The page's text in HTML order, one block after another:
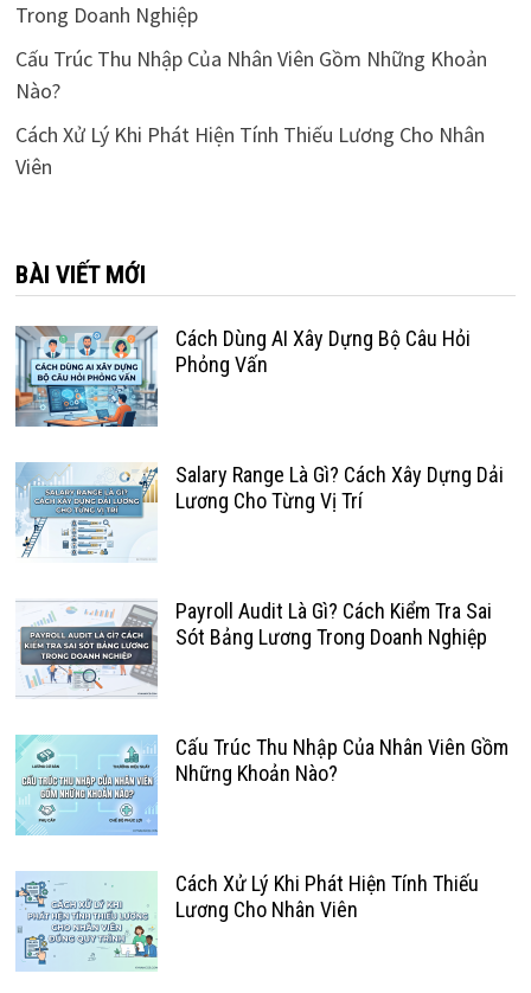
Trong Doanh Nghiệp
Cấu Trúc Thu Nhập Của Nhân Viên Gồm Những Khoản
Nào?
Cách Xử Lý Khi Phát Hiện Tính Thiếu Lương Cho Nhân
Viên
BÀI VIẾT MỚI
Cách Dùng AI Xây Dựng Bộ Câu Hỏi
Phỏng Vấn
Salary Range Là Gì? Cách Xây Dựng Dải
Lương Cho Từng Vị Trí
Payroll Audit Là Gì? Cách Kiểm Tra Sai
Sót Bảng Lương Trong Doanh Nghiệp
Cấu Trúc Thu Nhập Của Nhân Viên Gồm
Những Khoản Nào?
Cách Xử Lý Khi Phát Hiện Tính Thiếu
Lương Cho Nhân Viên